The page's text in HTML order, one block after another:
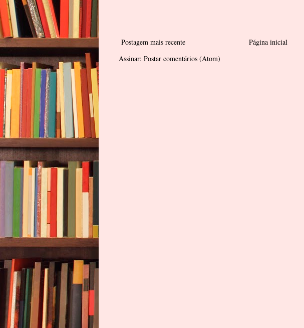
Postagem mais recente
Página inicial
Assinar: Postar comentários (Atom)